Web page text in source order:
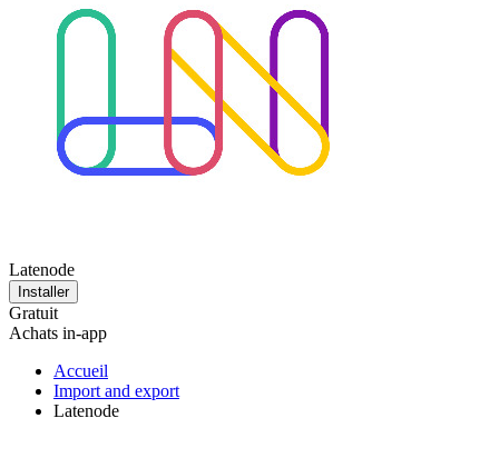
Latenode
Installer
Gratuit
Achats in-app
Accueil
Import and export
Latenode